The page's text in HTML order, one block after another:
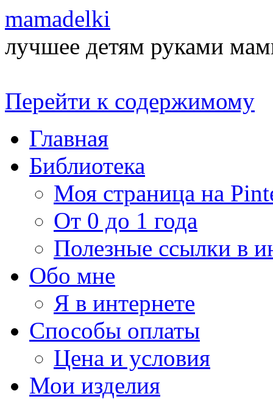
mamadelki
лучшее детям руками
Перейти к содержимому
Главная
Библиотека
Моя страница на
От 0 до 1 года
Полезные ссылки в
Обо мне
Я в интернете
Способы оплаты
Цена и условия
Мои изделия